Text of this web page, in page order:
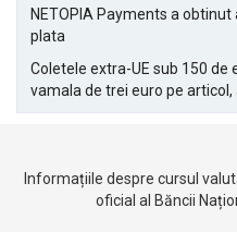
NETOPIA Payments a
plata
Coletele extra-UE sub 150 de
vamala de trei euro pe
Informațiile despre cursul
oficial al Băncii